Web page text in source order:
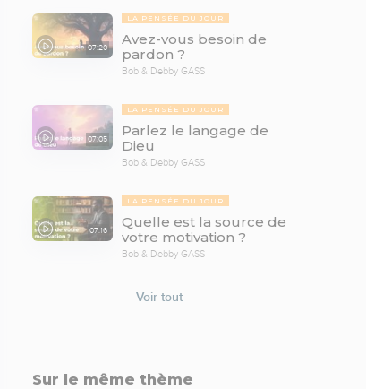
07:20
LA PENSÉE DU JOUR
Avez-vous besoin de
pardon ?
Bob & Debby GASS
07:05
LA PENSÉE DU JOUR
Parlez le langage de
Dieu
Bob & Debby GASS
07:16
LA PENSÉE DU JOUR
Quelle est la source de
votre motivation ?
Bob & Debby GASS
Voir tout
Sur le même thème